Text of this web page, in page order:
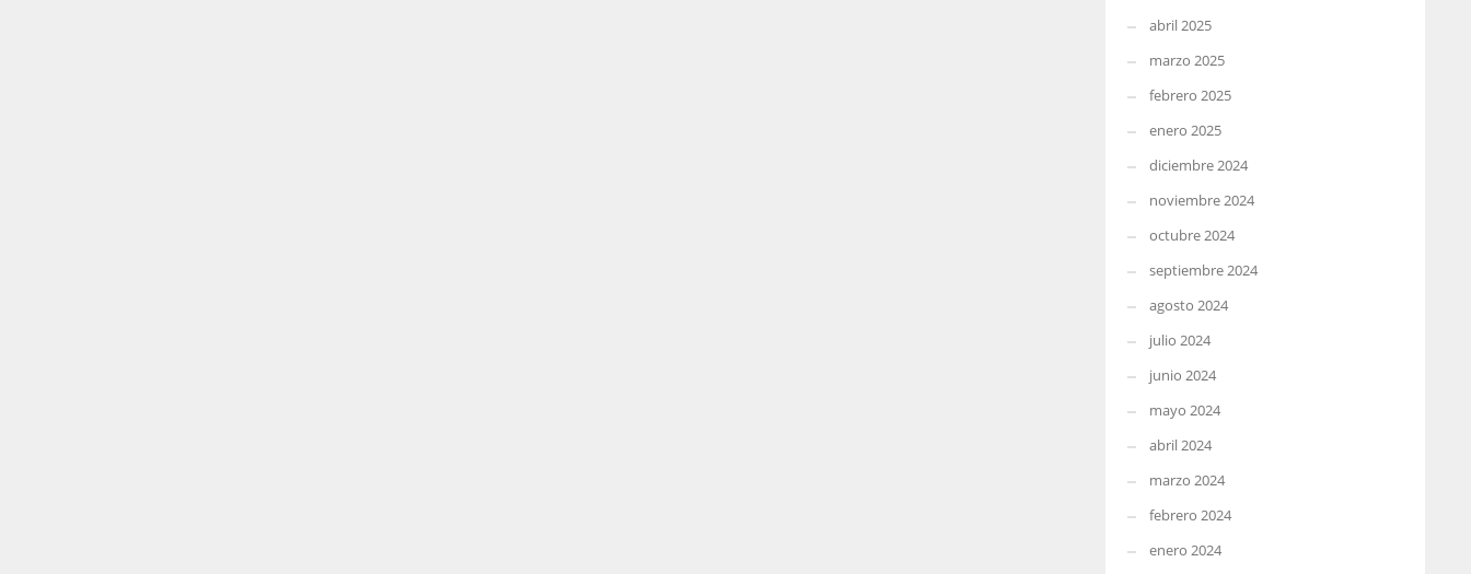
abril 2025
marzo 2025
febrero 2025
enero 2025
diciembre 2024
noviembre 2024
octubre 2024
septiembre 2024
agosto 2024
julio 2024
junio 2024
mayo 2024
abril 2024
marzo 2024
febrero 2024
enero 2024